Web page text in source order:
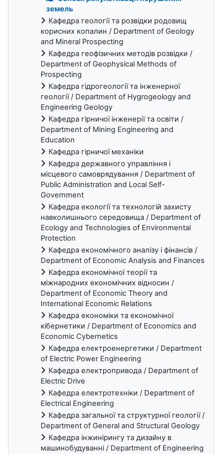
земель
Кафедра геології та розвідки родовищ
корисних копалин / Department of Geology
and Mineral Prospecting
Кафедра геофізичних методів розвідки /
Department of Geophysical Methods of
Prospecting
Кафедра гідрогеології та інженерної
геології / Department of Hygrogeology and
Engineering Geology
Кафедра гірничої інженерії та освіти /
Department of Mining Engineering and
Education
Кафедра гірничої механіки
Кафедра державного управління і
місцевого самоврядування / Department of
Public Administration and Local Self-
Government
Кафедра екології та технологій захисту
навколишнього середовища / Department of
Ecology and Technologies of Environmental
Protection
Кафедра економічного аналізу і фінансів /
Department of Economic Analysis and Finances
Кафедра економічної теорії та
міжнародних економічних відносин /
Department of Economic Theory and
International Economic Relations
Кафедра економіки та економічної
кібернетики / Department of Economics and
Economic Cybernetics
Кафедра електроенергетики / Department
of Electric Power Engineering
Кафедра електропривода / Department of
Electric Drive
Кафедра електротехніки / Department of
Electrical Engineering
Кафедра загальної та структурної геології /
Department of General and Structural Geology
Кафедра інжинірингу та дизайну в
машинобудуванні / Department of Engineering